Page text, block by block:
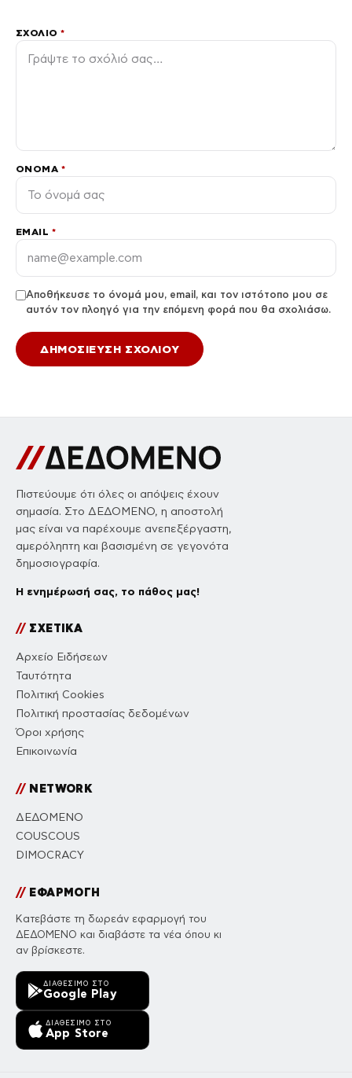
ΣΧΌΛΙΟ*
ΌΝΟΜΑ *
EMAIL *
Αποθήκευσε το όνομά μου, email, και τον ιστότοπο μου σε
αυτόν τον πλοηγό για την επόμενη φορά που θα σχολιάσω.
Πιστεύουμε ότι όλες οι απόψεις έχουν
σημασία. Στο ΔΕΔΟΜΕΝΟ, η αποστολή
μας είναι να παρέχουμε ανεπεξέργαστη,
αμερόληπτη και βασισμένη σε γεγονότα
δημοσιογραφία.
Η ενημέρωσή σας, το πάθος μας!
//ΣΧΕΤΙΚΑ
Αρχείο Ειδήσεων
Ταυτότητα
Πολιτική Cookies
Πολιτική προστασίας δεδομένων
Όροι χρήσης
Επικοινωνία
//NETWORK
ΔΕΔΟΜΕΝΟ
COUSCOUS
DIMOCRACY
//ΕΦΑΡΜΟΓΗ
Κατεβάστε τη δωρεάν εφαρμογή του
ΔΕΔΟΜΕΝΟ και διαβάστε τα νέα όπου κι
αν βρίσκεστε.
ΔΙΑΘΈΣΙΜΟ ΣΤΟ
Google Play
ΔΙΑΘΈΣΙΜΟ ΣΤΟ
App Store